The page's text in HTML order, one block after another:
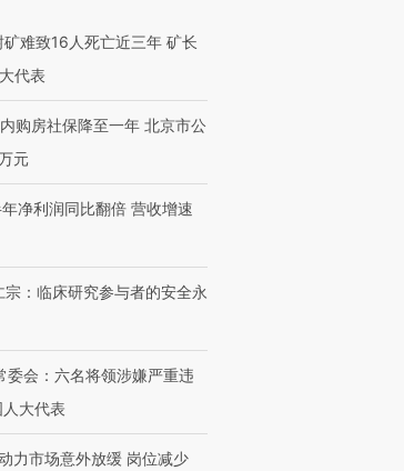
难致16人死亡近三年 矿长
代表
购房社保降至一年 北京市公
元
净利润同比翻倍 营收增速
宗：临床研究参与者的安全永
委会：六名将领涉嫌严重违
大代表
力市场意外放缓 岗位减少